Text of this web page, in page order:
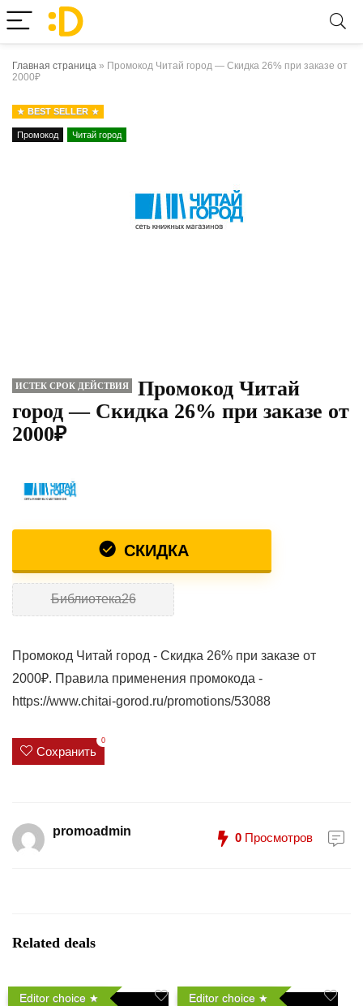
Главная страница » Промокод Читай город — Скидка 26% при заказе от
2000₽
BEST SELLER
Промокод Читай город
ИСТЕК СРОК ДЕЙСТВИЯ
Промокод Читай
город — Скидка 26% при заказе от
2000₽
СКИДКА
Библиотека26
Промокод Читай город - Скидка 26% при заказе от
2000₽. Правила применения промокода -
https://www.chitai-gorod.ru/promotions/53088
Сохранить
0
promoadmin 0 Просмотров
Related deals
Editor choice Editor choice